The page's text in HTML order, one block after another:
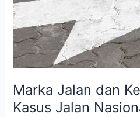
Marka Jalan dan
Kasus Jalan